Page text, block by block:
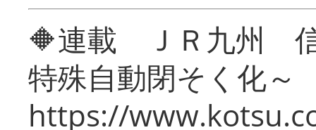
🔶連載 ＪＲ九州 信
特殊自動閉そく化～
https://